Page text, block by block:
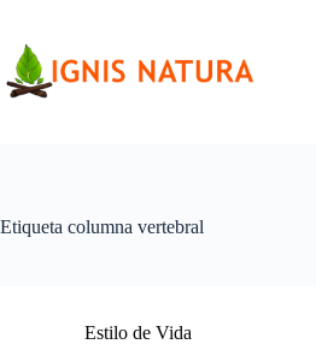
contenido
Etiqueta columna vertebral
Estilo de Vida